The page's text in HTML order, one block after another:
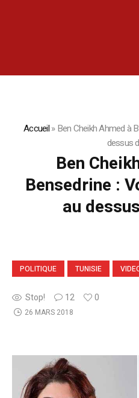
Accueil»Ben Cheikh Ahmed à
dessus
Ben
Bensedrine :
au
POLITIQUE TUNISIE
Stop! 12 0
26 MARS 2018